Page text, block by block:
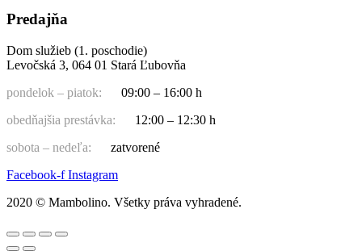
Predajňa
Dom služieb (1. poschodie)
Levočská 3, 064 01 Stará Ľubovňa
pondelok – piatok:
09:00 – 16:00 h
obedňajšia prestávka:
12:00 – 12:30 h
sobota – nedeľa:
zatvorené
Facebook-f Instagram
2020 © Mambolino. Všetky práva vyhradené.